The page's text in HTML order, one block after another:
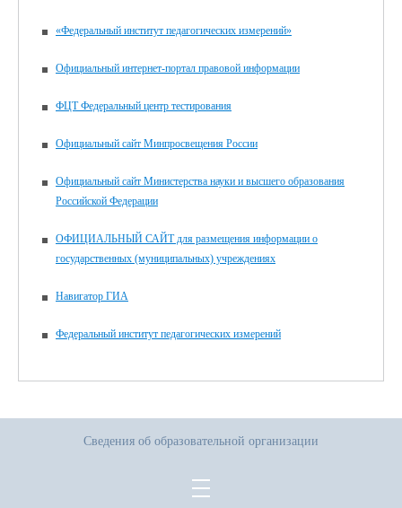
«Федеральный институт педагогических измерений»
Официальный интернет-портал правовой информации
ФЦТ Федеральный центр тестирования
Официальный сайт Минпросвещения России
Официальный сайт Министерства науки и высшего образования
Российской Федерации
ОФИЦИАЛЬНЫЙ САЙТ для размещения информации о
государственных (муниципальных) учреждениях
Навигатор ГИА
Федеральный институт педагогических измерений
Сведения об образовательной организации